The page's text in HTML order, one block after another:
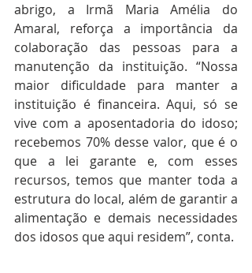
abrigo, a Irmã Maria Amélia do
Amaral, reforça a importância da
colaboração das pessoas para a
manutenção da instituição. “Nossa
maior dificuldade para manter a
instituição é financeira. Aqui, só se
vive com a aposentadoria do idoso;
recebemos 70% desse valor, que é o
que a lei garante e, com esses
recursos, temos que manter toda a
estrutura do local, além de garantir a
alimentação e demais necessidades
dos idosos que aqui residem”, conta.